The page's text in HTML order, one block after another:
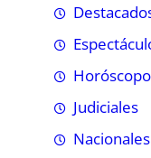
Horóscopo
Judiciales
Nacionales